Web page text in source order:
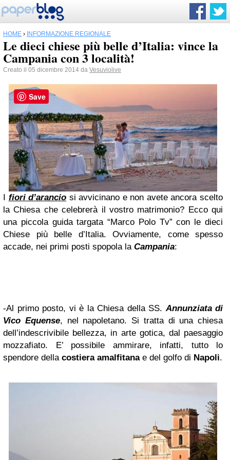
HOME › INFORMAZIONE REGIONALE
Le dieci chiese più belle d’Italia: vince la
Campania con 3 località!
Creato il 05 dicembre 2014 da Vesuviolive
I fiori d’arancio si avvicinano e non avete ancora scelto
la Chiesa che celebrerà il vostro matrimonio? Ecco qui
una piccola guida targata “Marco Polo Tv” con le dieci
Chiese più belle d’Italia. Ovviamente, come spesso
accade, nei primi posti spopola la Campania:
-Al primo posto, vi è la Chiesa della SS. Annunziata di
Vico Equense, nel napoletano. Si tratta di una chiesa
dell’indescrivibile bellezza, in arte gotica, dal paesaggio
mozzafiato. E’ possibile ammirare, infatti, tutto lo
spendore della costiera amalfitanae del golfo di Napoli.
Save